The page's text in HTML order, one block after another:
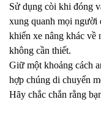
Sử dụng còi khi đóng
xung quanh mọi người
khiển xe nâng khác về
không cần thiết.
Giữ một khoảng cách
hợp chúng di chuyển
Hãy chắc chắn rằng